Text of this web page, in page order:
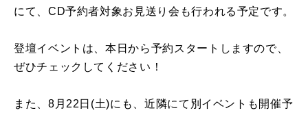
にて、 CD予約者対象お見送り会も行われる予定です。
登壇イベントは、本日から予約スタートしますので、
ぜひチェックしてください！
また、 8 月 22 日 (土)にも、近隣にて別イベントも開催予